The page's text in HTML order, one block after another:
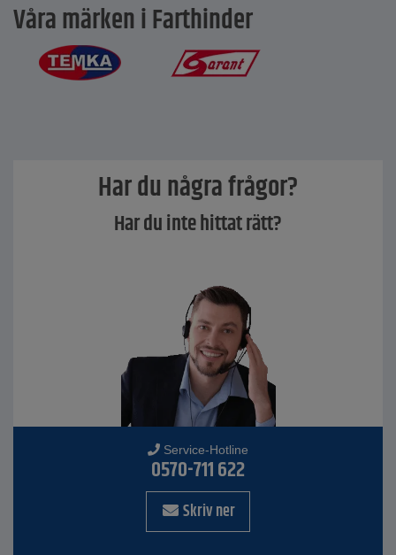
Våra märken i Farthinder
Har du några frågor?
Har du inte hittat rätt?
Service-Hotline
0570-711 622
Skriv ner